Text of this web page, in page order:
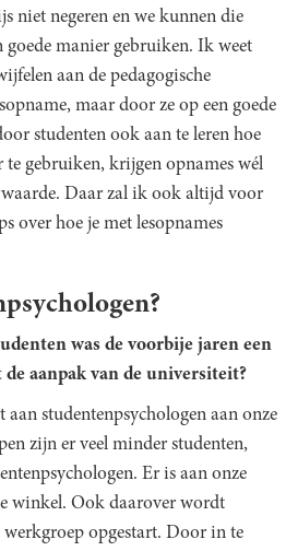
niet negeren en we kunnen die
goede manier gebruiken. Ik weet
aan de pedagogische
maar door ze op een goede
studenten ook aan te leren hoe
te gebruiken, krijgen opnames wél
Daar zal ik ook altijd voor
over hoe je met lesopnames
was de voorbije jaren een
aanpak van de universiteit?
aan studentenpsychologen aan onze
zijn er veel minder studenten,
Er is aan onze
winkel. Ook daarover wordt
opgestart. Door in te